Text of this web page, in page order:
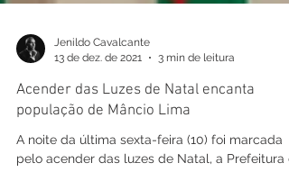
13 de dez. de 2021
3 min de leitura
Acender das Luzes de Natal encanta
população de Mâncio Lima